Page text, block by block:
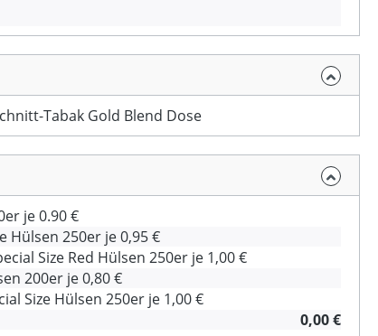
Tabak Gold Blend Dose
je 0.90 €
Hülsen 250er je 0,95 €
Size Red Hülsen 250er je 1,00 €
200er je 0,80 €
Size Hülsen 250er je 1,00 €
0,00 €